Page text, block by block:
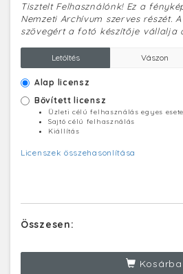
Tisztelt Felhasználónk! Ez a
Nemzeti Archívum szerves részét.
szövegért a fotó készítője vállalja
Letöltés Vászon
Alap licensz
Bővített licensz
Üzleti célú felhasználás egyes
Sajtó célú felhasználás
Kiállítás
Licenszek összehasonlítása
Összesen:
Kosárba